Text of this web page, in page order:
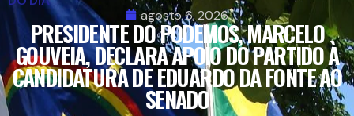
agosto 6, 2026
PRESIDENTE DO PODEMOS, MARCELO
GOUVEIA, DECLARA APOIO DO PARTIDO À
CANDIDATURA DE EDUARDO DA FONTE AO
SENADO